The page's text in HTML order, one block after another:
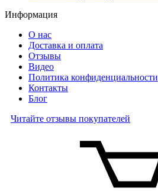
Информация
О нас
Доставка и оплата
Отзывы
Видео
Политика конфиденциальности
Контакты
Блог
Читайте отзывы покупателей